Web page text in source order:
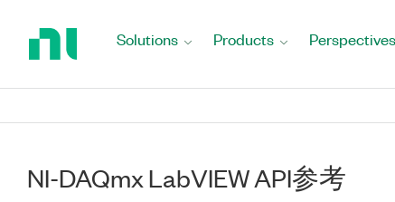
Solutions Products Perspectives
NI-DAQmx LabVIEW API参考
DAQmx创建通道（AO-电压-基
DAQmx创建通道（AO-函数发
生）